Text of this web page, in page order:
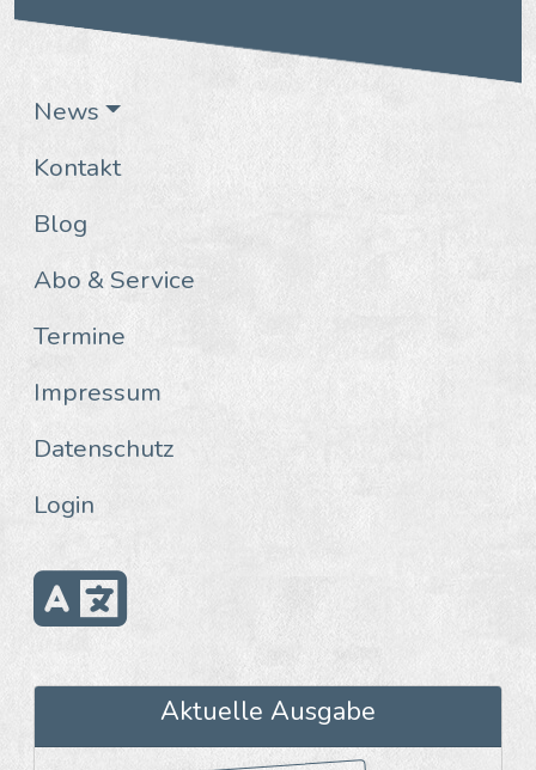
News
Kontakt
Blog
Abo & Service
Termine
Impressum
Datenschutz
Login
Aktuelle Ausgabe